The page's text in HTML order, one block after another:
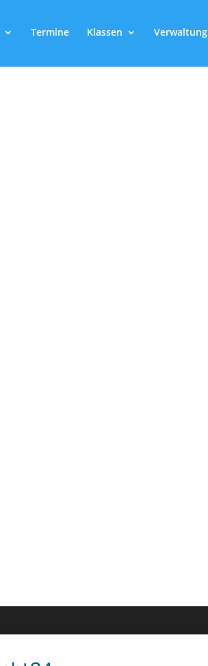
Termine Klassen Verwaltung